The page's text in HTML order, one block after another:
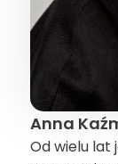
Anna
Od wielu lat